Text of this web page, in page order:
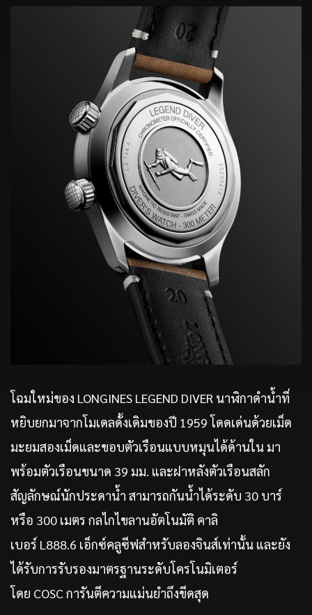
โฉมใหม่ของ LONGINES LEGEND DIVER นาฬิกาดำน้ำที่
หยิบยกมาจากโมเดลดั้งเดิมของปี 1959 โดดเด่นด้วยเม็ด
มะยมสองเม็ดและขอบตัวเรือนแบบหมุนได้ด้านใน มา
พร้อมตัวเรือนขนาด 39 มม. และฝาหลังตัวเรือนสลัก
สัญลักษณ์นักประดาน้ำ สามารถกันน้ำได้ระดับ 30 บาร์
หรือ 300 เมตร กลไกไขลานอัตโนมัติ คาลิ
เบอร์ L888.6 เอ็กซ์คลูซีฟสำหรับลองจินส์เท่านั้น และยัง
ได้รับการรับรองมาตรฐานระดับโครโนมิเตอร์
โดย COSC การันตีความแม่นยำถึงขีดสุด